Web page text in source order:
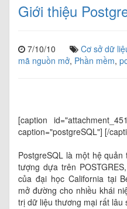
Giới thiệu
7/10/10 Cơ sở dữ
mã nguồn mở, Phần mềm,
[caption
caption="postgreSQL"] [/
PostgreSQL là một hệ
tượng dựa trên
của đại học California tại
mở đường cho nhiều khái
trị dữ liệu thương mại rất lâu